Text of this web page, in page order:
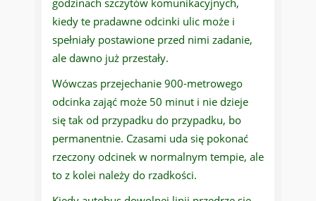
godzinach szczytów komunikacyjnych,
kiedy te pradawne odcinki ulic może i
spełniały postawione przed nimi zadanie,
ale dawno już przestały.
Wówczas przejechanie 900-metrowego
odcinka zająć może 50 minut i nie dzieje
się tak od przypadku do przypadku, bo
permanentnie. Czasami uda się pokonać
rzeczony odcinek w normalnym tempie, ale
to z kolei należy do rzadkości.